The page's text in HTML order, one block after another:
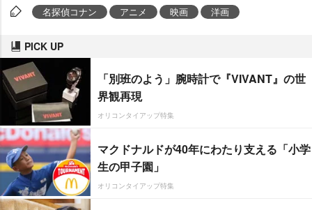
名探偵コナン アニメ 映画 洋画
PICK UP
「別班のよう」腕時計で『VIVANT』の世
界観再現
オリコンタイアップ特集
マクドナルドが40年にわたり支える「小学
生の甲子園」
オリコンタイアップ特集